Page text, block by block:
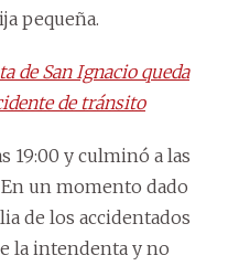
pequeña.
de San Ignacio queda
de tránsito
19:00 y culminó a las
un momento dado
de los accidentados
la intendenta y no